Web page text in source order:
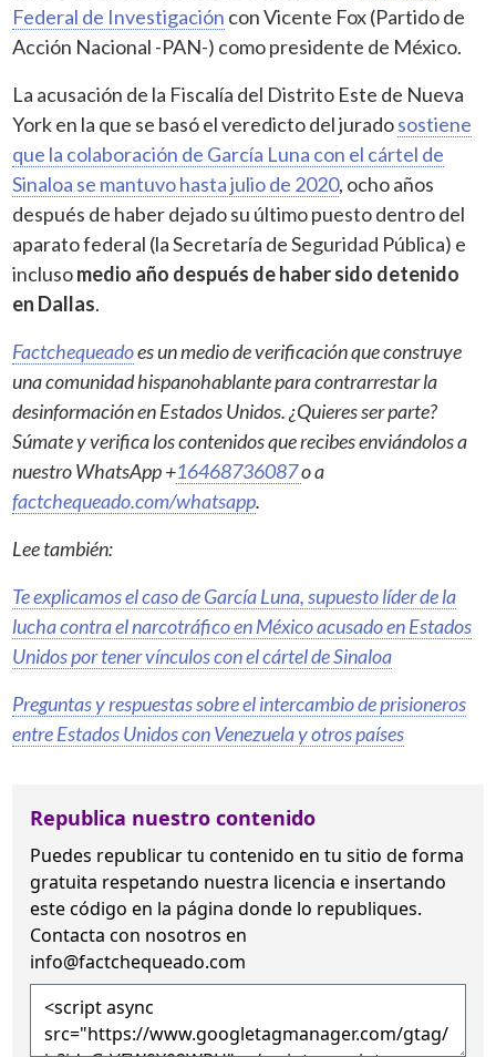
Federal de Investigación con Vicente Fox (Partido de
Acción Nacional -PAN-) como presidente de México.
La acusación de la Fiscalía del Distrito Este de Nueva
York en la que se basó el veredicto del juradosostiene
que la colaboración de García Luna con el cártel de
Sinaloa se mantuvo hasta julio de 2020, ocho años
después de haber dejado su último puesto dentro del
aparato federal (la Secretaría de Seguridad Pública) e
inclusomedio año después de haber sido detenido
en Dallas.
Factchequeadoes un medio de verificación que construye
una comunidad hispanohablante para contrarrestar la
desinformación en Estados Unidos. ¿Quieres ser parte?
Súmate y verifica los contenidos que recibes enviándolos a
nuestro WhatsApp +16468736087o a
factchequeado.com/whatsapp.
Lee también:
Te explicamos el caso de García Luna, supuesto líder de la
lucha contra el narcotráfico en México acusado en Estados
Unidos por tener vínculos con el cártel de Sinaloa
Preguntas y respuestas sobre el intercambio de prisioneros
entre Estados Unidos con Venezuela y otros países
Republica nuestro contenido
Puedes republicar tu contenido en tu sitio de forma
gratuita respetando nuestra licencia e insertando
este código en la página donde lo republiques.
Contacta con nosotros en
info@factchequeado.com